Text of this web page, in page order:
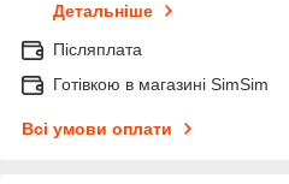
Детальніше
Післяплата
Готівкою в магазині SimSim
Всі умови оплати